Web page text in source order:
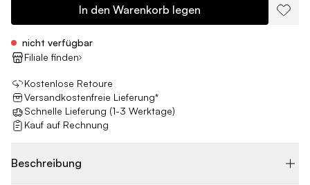
In den Warenkorb legen
nicht verfügbar
Filiale finden
Kostenlose Retoure
Versandkostenfreie Lieferung*
Schnelle Lieferung (1-3 Werktage)
Kauf auf Rechnung
Beschreibung